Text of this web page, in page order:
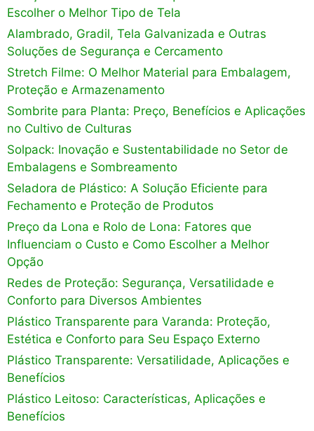
Escolher o Melhor Tipo de Tela
Alambrado, Gradil, Tela Galvanizada e Outras
Soluções de Segurança e Cercamento
Stretch Filme: O Melhor Material para Embalagem,
Proteção e Armazenamento
Sombrite para Planta: Preço, Benefícios e Aplicações
no Cultivo de Culturas
Solpack: Inovação e Sustentabilidade no Setor de
Embalagens e Sombreamento
Seladora de Plástico: A Solução Eficiente para
Fechamento e Proteção de Produtos
Preço da Lona e Rolo de Lona: Fatores que
Influenciam o Custo e Como Escolher a Melhor
Opção
Redes de Proteção: Segurança, Versatilidade e
Conforto para Diversos Ambientes
Plástico Transparente para Varanda: Proteção,
Estética e Conforto para Seu Espaço Externo
Plástico Transparente: Versatilidade, Aplicações e
Benefícios
Plástico Leitoso: Características, Aplicações e
Benefícios